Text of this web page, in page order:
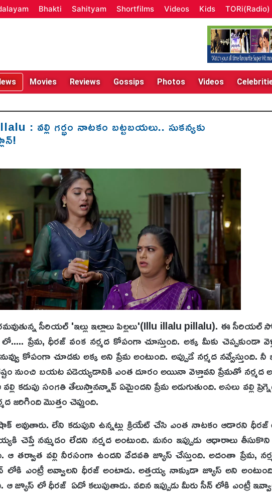
Bhakti Sahityam Shortfilms Videos Kids TORi(Radio)
Movies Reviews Gossips Photos Videos
: వల్లి గర్భం నాటకం బట్టబయలు.. సుకన్యకు
సీరియల్ 'ఇల్లు ఇల్లాలు పిల్లలు'(Illu illalu pillalu). ఈ
ప్రేమ, ధీరజ్ వంక నర్మద కోపంగా చూస్తుంది. అక్క మీకు చెప్పకుండా
కోపంగా చూడకు అక్క అని ప్రేమ అంటుంది. అప్పుడే నర్మద నవ్వేస్తుంది. నీ
నుంచి బయట పడెయ్యడానికి ఎంత దూరం అయినా వెళ్తావని ప్రేమతో నర్మద
కడుపు సంగతి తేలుస్తానన్నావ్ ఏమైందని ప్రేమ అడుగుతుంది. అసలు వల్లి
జరిగింది మొత్తం చెప్తుంది.
అవుతారు. లేని కడుపుని ఉన్నట్లు క్రియేట్ చేసి ఎంత నాటకం ఆడారని
చెప్తే నమ్మడం లేదని నర్మద అంటుంది. మనం ఇప్పుడు ఆధారాలు
ఆ తర్వాత వల్లి నీరసంగా ఉందని వేదవతి జ్యూస్ చేస్తుంది. అదంతా ప్రేమ,
లోకి ఎంట్రీ అవ్వాలని ధీరజ్ అంటాడు. అత్తయ్య నాక్కుడా జ్యూస్ అని
ఆ జ్యూస్ లో ధీరజ్ ఏదో కలుపుతాడు. వదిన ఇప్పుడు మీరు సీన్ లోకి ఎంట్రీ